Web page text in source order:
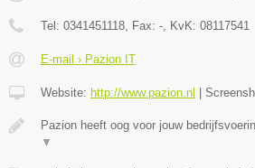
Tel: 0341451118 , Fax: - , KvK: 08117541
E-mail › Pazion IT
Website: http://www.pazion.nl |
Pazion heeft oog voor jouw
▼